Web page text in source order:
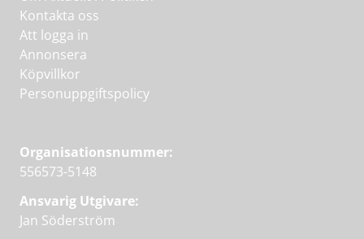
Kontakta oss
Att logga in
Annonsera
Köpvillkor
Personuppgiftspolicy
Organisationsnummer:
556573-5148
Ansvarig Utgivare:
Jan Söderström